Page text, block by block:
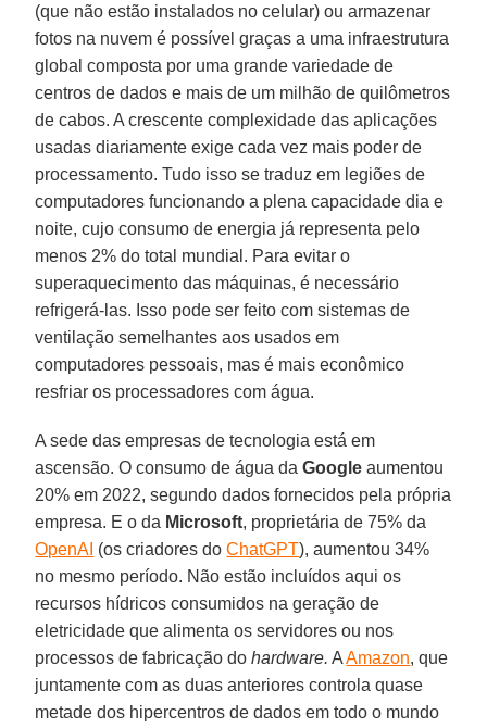
(que não estão instalados no celular) ou armazenar
fotos na nuvem é possível graças a uma infraestrutura
global composta por uma grande variedade de
centros de dados e mais de um milhão de quilômetros
de cabos. A crescente complexidade das aplicações
usadas diariamente exige cada vez mais poder de
processamento. Tudo isso se traduz em legiões de
computadores funcionando a plena capacidade dia e
noite, cujo consumo de energia já representa pelo
menos 2% do total mundial. Para evitar o
superaquecimento das máquinas, é necessário
refrigerá-las. Isso pode ser feito com sistemas de
ventilação semelhantes aos usados em
computadores pessoais, mas é mais econômico
resfriar os processadores com água.
A sede das empresas de tecnologia está em
ascensão. O consumo de água daGoogle aumentou
20% em 2022, segundo dados fornecidos pela própria
empresa. E o da Microsoft, proprietária de 75% da
OpenAI (os criadores doChatGPT), aumentou 34%
no mesmo período. Não estão incluídos aqui os
recursos hídricos consumidos na geração de
eletricidade que alimenta os servidores ou nos
processos de fabricação dohardware. AAmazon, que
juntamente com as duas anteriores controla quase
metade dos hipercentros de dados em todo o mundo